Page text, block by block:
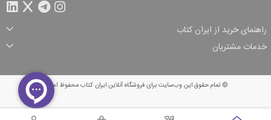
راهنمای خرید از ایران کتاب
ثبت سفارش
شرایط ارسال سفارش
شیوه پرداخت
تخفیف‌های خرید
خدمات مشتریان
© تمام حقوق این وب‌سایت برای فروشگاه آنلاین ایران کتاب محفوظ است.